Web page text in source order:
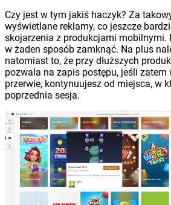
Czy jest w tym jakiś haczyk? Za
wyświetlane reklamy, co jeszcze
skojarzenia z produkcjami mobilnymi.
w żaden sposób zamknąć. Na plus
natomiast to, że przy dłuższych
pozwala na zapis postępu, jeśli
przerwie, kontynuujesz od miejsca, w
poprzednia sesja.